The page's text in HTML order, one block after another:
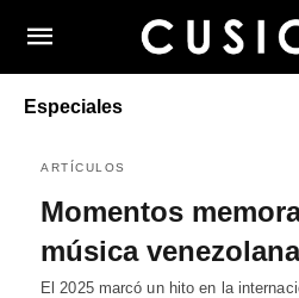
Especiales
ARTÍCULOS
Momentos
música
El 2025 marcó un hito en la